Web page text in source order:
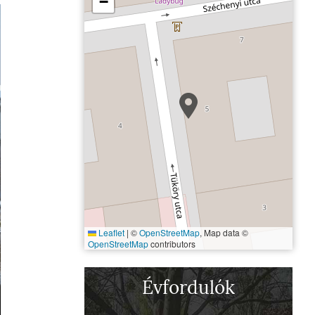
Magyar Tudományos
Leaflet | ©OpenStreetMap, Map data ©
OpenStreetMapcontributors
Évfordulók